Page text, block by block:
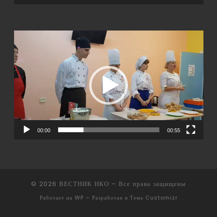
00:00 00:55
© 2026 ВЕСТНИК НКО – Все права защищены
Работает на WP – Разработан в Тема Customizr